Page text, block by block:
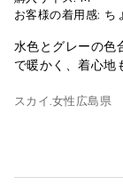
お客様の着用感: ち
水色とグレーの色
で暖かく、着心地
スカイ.女性 広島県